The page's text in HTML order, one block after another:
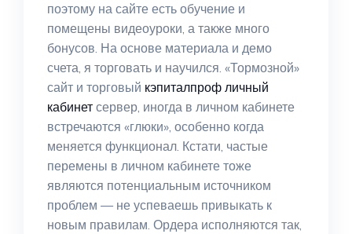
поэтому на сайте есть обучение и
помещены видеоуроки, а также много
бонусов. На основе материала и демо
счета, я торговать и научился. «Тормозной»
сайт и торговый кэпиталпроф личный
кабинет сервер, иногда в личном кабинете
встречаются «глюки», особенно когда
меняется функционал. Кстати, частые
перемены в личном кабинете тоже
являются потенциальным источником
проблем — не успеваешь привыкать к
новым правилам. Ордера исполняются так,